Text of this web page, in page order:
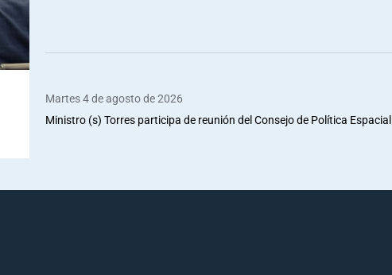
Martes 4 de agosto de 2026
Ministro (s) Torres participa de reunión del Consejo de Política Espacial